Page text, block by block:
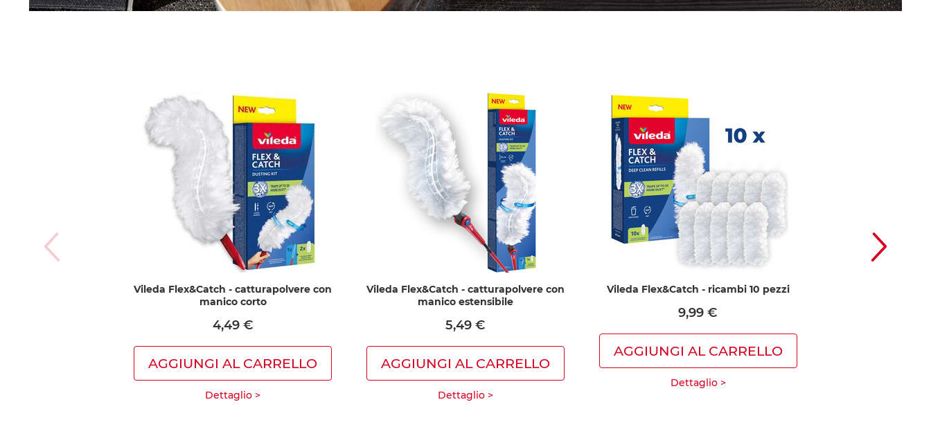
Vileda Flex&Catch - catturapolvere con
manico corto
4,49 €
AGGIUNGI AL CARRELLO
Dettaglio >
Vileda Flex&Catch - catturapolvere con
manico estensibile
5,49 €
AGGIUNGI AL CARRELLO
Dettaglio >
Vileda Flex&Catch - ricambi 10 pezzi
9,99 €
AGGIUNGI AL CARRELLO
Dettaglio >